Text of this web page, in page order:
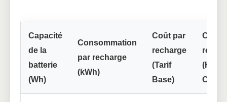
Capacité
de la
batterie
(Wh)
Consommation
par recharge
(kWh)
Coût par
recharge
(Tarif
Base)
Coût